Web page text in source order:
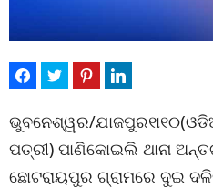
ଭୁବନେଶ୍ୱର/
ପତ୍ରୀ) ପାଣିକୋଇଲି ଥାନା
ଛୋଟରାୟପୁର ଗ୍ରାମରେ ଦୁଇ